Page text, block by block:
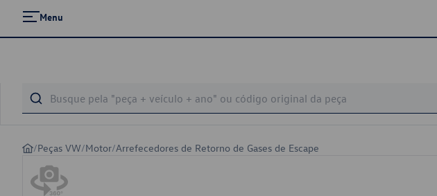
Menu
/Peças VW/Motor/Arrefecedores de Retorno de Gases de Escape